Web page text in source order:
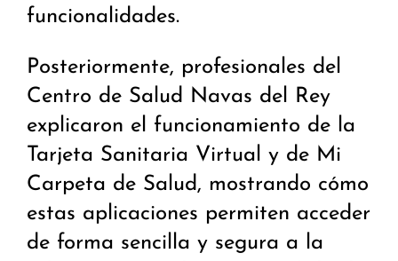
funcionalidades.
Posteriormente, profesionales del
Centro de Salud Navas del Rey
explicaron el funcionamiento de la
Tarjeta Sanitaria Virtual y de Mi
Carpeta de Salud, mostrando cómo
estas aplicaciones permiten acceder
de forma sencilla y segura a la